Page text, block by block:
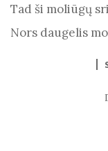
Tad ši moliūgų
Nors daugelis